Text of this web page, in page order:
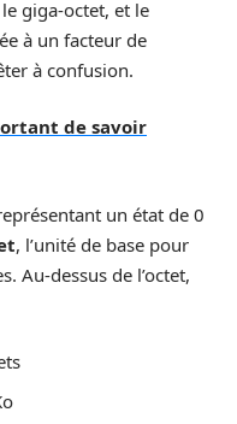
giga-octet, et le
à un facteur de
à confusion.
de savoir
un état de 0
, l’unité de base pour
Au-dessus de l’octet,